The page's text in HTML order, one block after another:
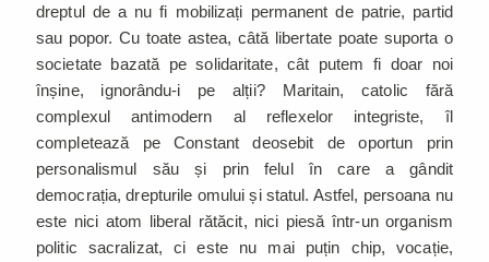
dreptul de a nu fi mobilizați permanent de patrie, partid
sau popor. Cu toate astea, câtă libertate poate suporta o
societate bazată pe solidaritate, cât putem fi doar noi
înșine, ignorându-i pe alții? Maritain, catolic fără
complexul antimodern al reflexelor integriste, îl
completează pe Constant deosebit de oportun prin
personalismul său și prin felul în care a gândit
democrația, drepturile omului și statul. Astfel, persoana nu
este nici atom liberal rătăcit, nici piesă într-un organism
politic sacralizat, ci este nu mai puțin chip, vocație,